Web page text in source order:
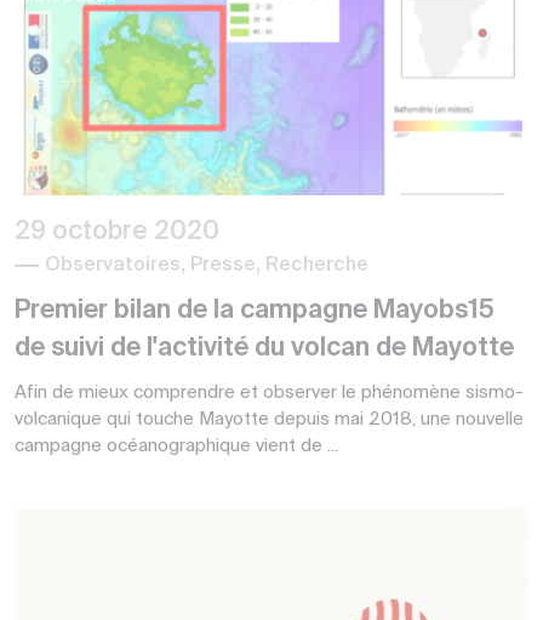
29 octobre 2020
Observatoires, Presse, Recherche
Premier bilan de la campagne Mayobs15
de suivi de l'activité du volcan de Mayotte
Afin de mieux comprendre et observer le phénomène sismo-
volcanique qui touche Mayotte depuis mai 2018, une nouvelle
campagne océanographique vient de ...